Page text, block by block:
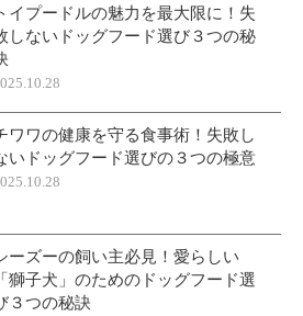
トイプードルの魅力を最大限に！失
しないドッグフード選び３つの秘
ワワの健康を守る食事術！失敗し
いドッグフード選びの３つの極意
ーズーの飼い主必見！愛らしい
「獅子犬」のためのドッグフード選
３つの秘訣